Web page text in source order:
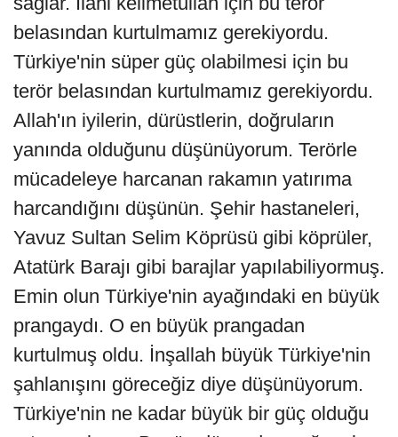
belasından kurtulmamız gerekiyordu.
Türkiye'nin süper güç olabilmesi için bu
terör belasından kurtulmamız gerekiyordu.
Allah'ın iyilerin, dürüstlerin, doğruların
yanında olduğunu düşünüyorum. Terörle
mücadeleye harcanan rakamın yatırıma
harcandığını düşünün. Şehir hastaneleri,
Yavuz Sultan Selim Köprüsü gibi köprüler,
Atatürk Barajı gibi barajlar yapılabiliyormuş.
Emin olun Türkiye'nin ayağındaki en büyük
prangaydı. O en büyük prangadan
kurtulmuş oldu. İnşallah büyük Türkiye'nin
şahlanışını göreceğiz diye düşünüyorum.
Türkiye'nin ne kadar büyük bir güç olduğu